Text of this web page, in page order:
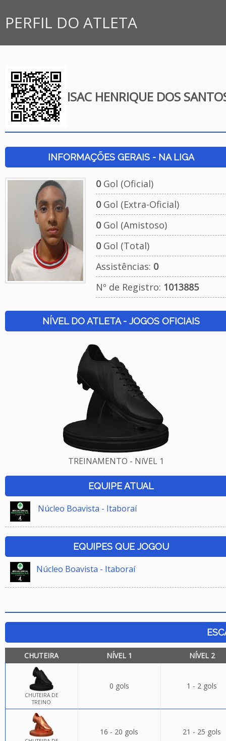
PERFIL DO ATLETA
ISAC HENRIQUE DOS
INFORMAÇÕES GERAIS - NA LIGA
0Gol (Oficial)
0Gol (Extra-Oficial)
0Gol (Amistoso)
0Gol (Total)
Assistências: 0
Nº de Registro: 1013885
NÍVEL DO ATLETA - JOGOS OFICIAIS
TREINAMENTO - NíVEL 1
EQUIPE ATUAL
Núcleo Boavista - Itaboraí
EQUIPES QUE JOGOU
Núcleo Boavista - Itaboraí
CHUTEIRA NÍVEL 1 NÍVEL 2
CHUTEIRA DE
TREINO
0 gols 1 - 2 gols
16 - 20 gols 21 - 25 gols